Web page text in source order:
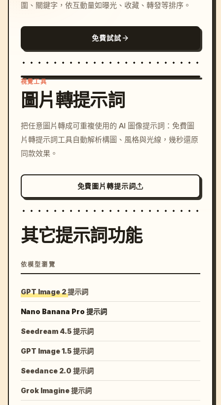
圍、關鍵字，依互動量如曝光、收藏、轉發等排序。
免費試試
c, cyberpunk sunset, neon
colors, 8k --v 6.0
視覺工具
圖片轉提示詞
把任意圖片轉成可重複使用的 AI 圖像提示詞：免費圖
片轉提示詞工具自動解析構圖、風格與光線，幾秒還原
同款效果。
免費圖片轉提示詞
其它提示詞功能
依模型瀏覽
GPT Image 2 提示詞
Nano Banana Pro 提示詞
Seedream 4.5 提示詞
GPT Image 1.5 提示詞
Seedance 2.0 提示詞
Grok Imagine 提示詞